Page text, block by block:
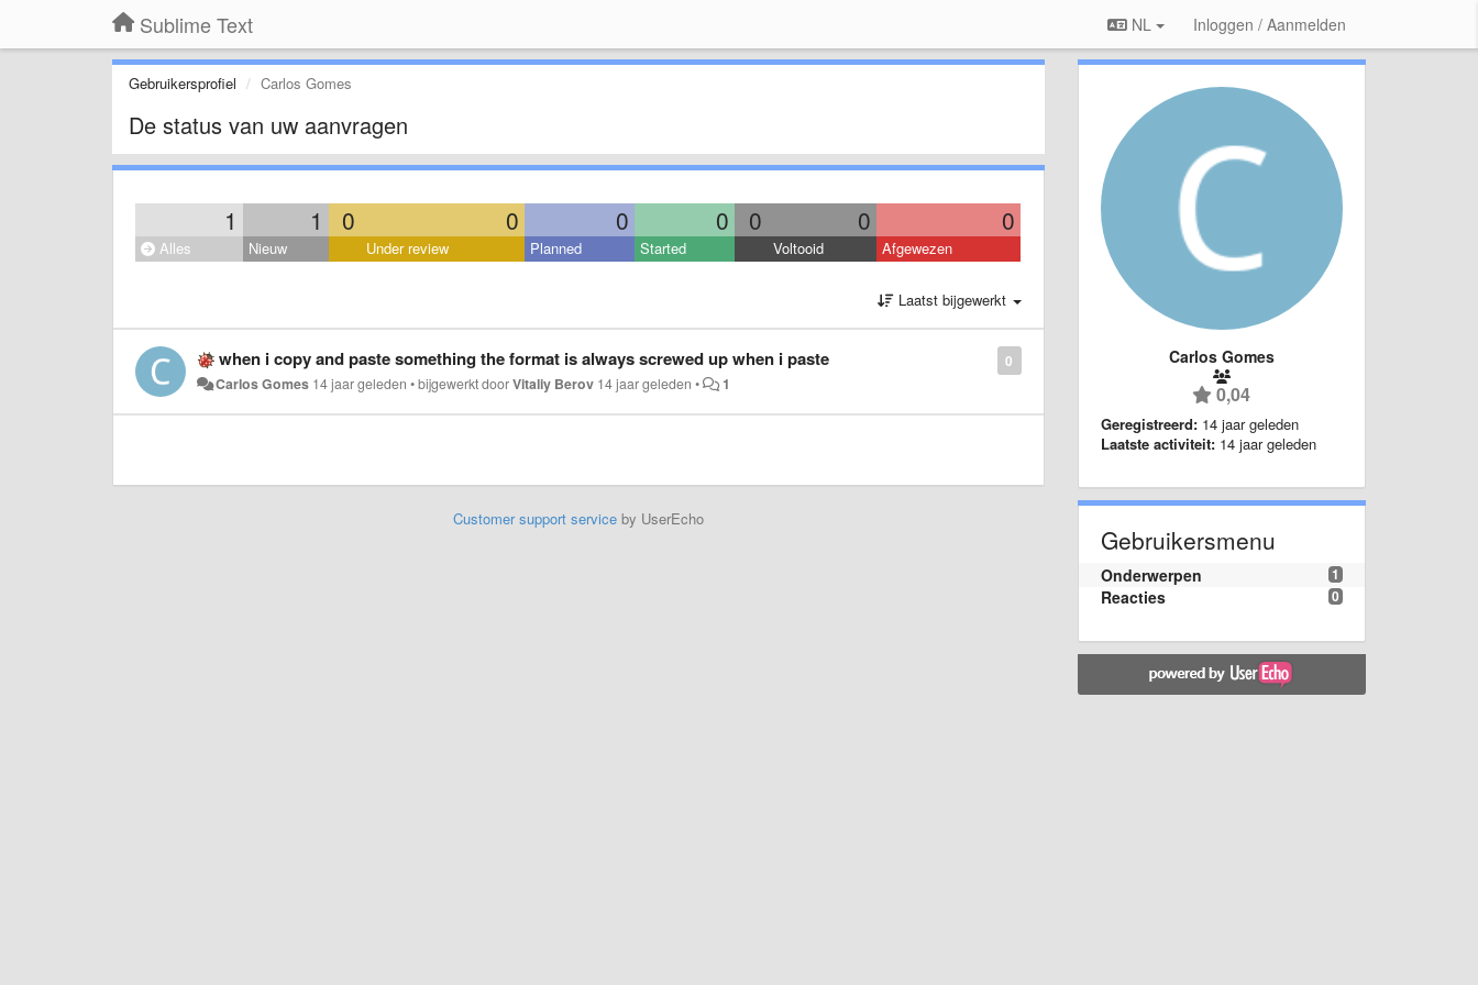
Sublime Text NL Inloggen / Aanmelden
Gebruikersprofiel Carlos Gomes
De status van uw aanvragen
1 1 0 0 0 0 0 0 0
Alles Nieuw Under review Planned Started Voltooid Afgewezen
Laatst bijgewerkt
0
when i copy and paste something the format is always screwed up when i paste
Carlos Gomes 14 jaar geleden •bijgewerkt doorVitaliy Berov 14 jaar geleden • 1
Customer support serviceby UserEcho
Carlos Gomes
0,04
Geregistreerd: 14 jaar geleden
Laatste activiteit: 14 jaar geleden
Gebruikersmenu
1
Onderwerpen
0
Reacties